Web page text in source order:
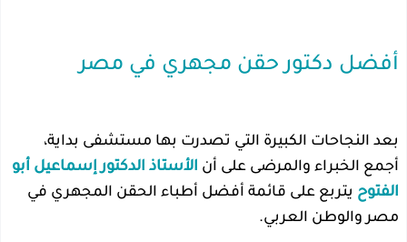
أفضل دكتور حقن مجهري في مصر
بعد النجاحات الكبيرة التي تصدرت بها مستشفى بداية،
أجمع الخبراء والمرضى على أن الأستاذ الدكتور إسماعيل أبو
الفتوح يتربع على قائمة أفضل أطباء الحقن المجهري في
مصر والوطن العربي.